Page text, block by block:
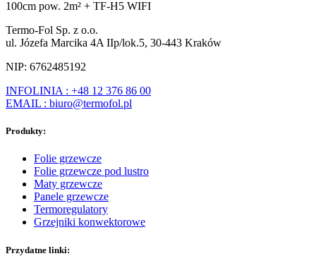
Termo-Fol Sp. z o.o.
ul. Józefa Marcika 4A IIp/lok.5, 30-443 Kraków
NIP: 6762485192
INFOLINIA : +48 12 376 86 00
EMAIL : biuro@termofol.pl
Produkty:
Folie grzewcze
Folie grzewcze pod lustro
Maty grzewcze
Panele grzewcze
Termoregulatory
Grzejniki konwektorowe
Przydatne linki: